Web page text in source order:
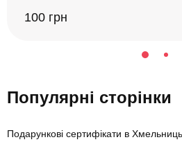
100 грн
Популярні сторінки
Подарункові сертифікати в